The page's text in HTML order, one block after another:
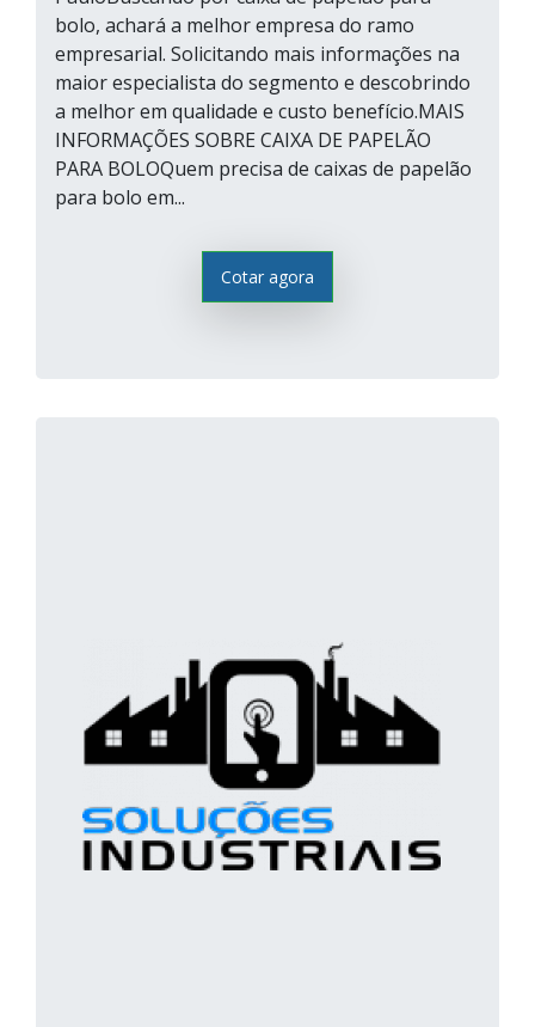
bolo, achará a melhor empresa do ramo
empresarial. Solicitando mais informações na
maior especialista do segmento e descobrindo
a melhor em qualidade e custo benefício.MAIS
INFORMAÇÕES SOBRE CAIXA DE PAPELÃO
PARA BOLOQuem precisa de caixas de papelão
para bolo em...
Cotar agora